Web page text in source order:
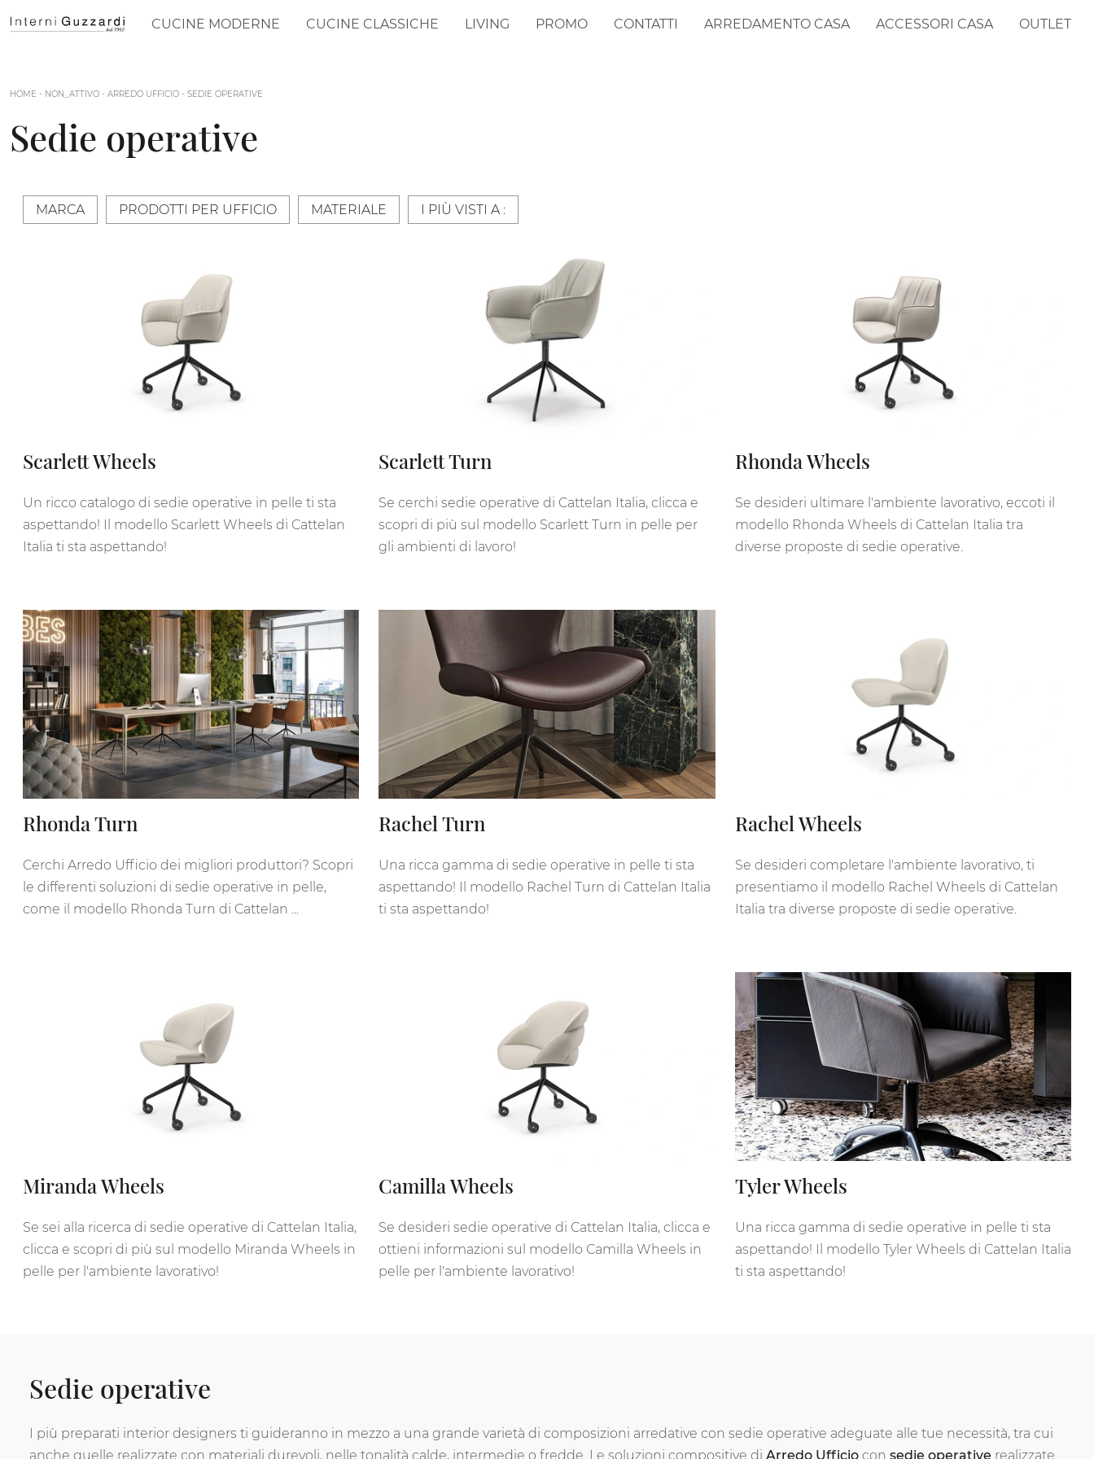
CUCINE MODERNE CUCINE CLASSICHE LIVING PROMO CONTATTI ARREDAMENTO CASA ACCESSORI CASA OUTLET
HOME - NON_ATTIVO - ARREDO UFFICIO - SEDIE OPERATIVE
Sedie operative
MARCA PRODOTTI PER UFFICIO MATERIALE I PIÙ VISTI A :
Scarlett Wheels
Un ricco catalogo di sedie operative in pelle ti sta
aspettando! Il modello Scarlett Wheels di Cattelan
Italia ti sta aspettando!
Scarlett Turn
Se cerchi sedie operative di Cattelan Italia, clicca e
scopri di più sul modello Scarlett Turn in pelle per
gli ambienti di lavoro!
Rhonda Wheels
Se desideri ultimare l'ambiente lavorativo, eccoti il
modello Rhonda Wheels di Cattelan Italia tra
diverse proposte di sedie operative.
Rhonda Turn
Cerchi Arredo Ufficio dei migliori produttori? Scopri
le differenti soluzioni di sedie operative in pelle,
come il modello Rhonda Turn di Cattelan ...
Rachel Turn
Una ricca gamma di sedie operative in pelle ti sta
aspettando! Il modello Rachel Turn di Cattelan Italia
ti sta aspettando!
Rachel Wheels
Se desideri completare l'ambiente lavorativo, ti
presentiamo il modello Rachel Wheels di Cattelan
Italia tra diverse proposte di sedie operative.
Miranda Wheels
Se sei alla ricerca di sedie operative di Cattelan Italia,
clicca e scopri di più sul modello Miranda Wheels in
pelle per l'ambiente lavorativo!
Camilla Wheels
Se desideri sedie operative di Cattelan Italia, clicca e
ottieni informazioni sul modello Camilla Wheels in
pelle per l'ambiente lavorativo!
Tyler Wheels
Una ricca gamma di sedie operative in pelle ti sta
aspettando! Il modello Tyler Wheels di Cattelan Italia
ti sta aspettando!
Sedie operative
I più preparati interior designers ti guideranno in mezzo a una grande varietà di composizioni arredative con sedie operative adeguate alle tue necessità, tra cui
anche quelle realizzate con materiali durevoli, nelle tonalità calde, intermedie o fredde. Le soluzioni compositive di Arredo Ufficio con sedie operative realizzate